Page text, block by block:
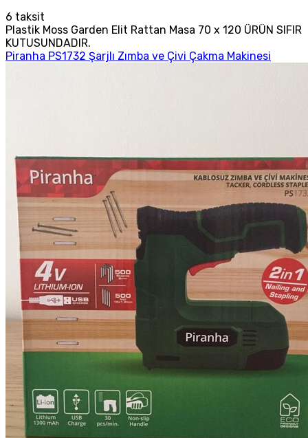
6 taksit
Plastik Moss Garden Elit Rattan Masa 70 x 120 ÜRÜN SIFIR
KUTUSUNDADIR.
Piranha PS1732 Şarjlı Zımba ve Çivi Çakma Makinesi